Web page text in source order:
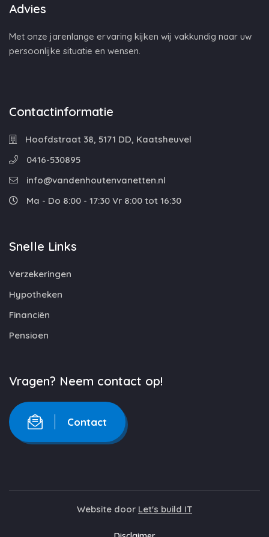
Advies
Met onze jarenlange ervaring kijken wij vakkundig naar uw
persoonlijke situatie en wensen.
Contactinformatie
Hoofdstraat 38, 5171 DD, Kaatsheuvel
0416-530895
info@vandenhoutenvanetten.nl
Ma - Do 8:00 - 17:30 Vr 8:00 tot 16:30
Snelle Links
Verzekeringen
Hypotheken
Financiën
Pensioen
Vragen? Neem contact op!
Contact
Website door Let's build IT